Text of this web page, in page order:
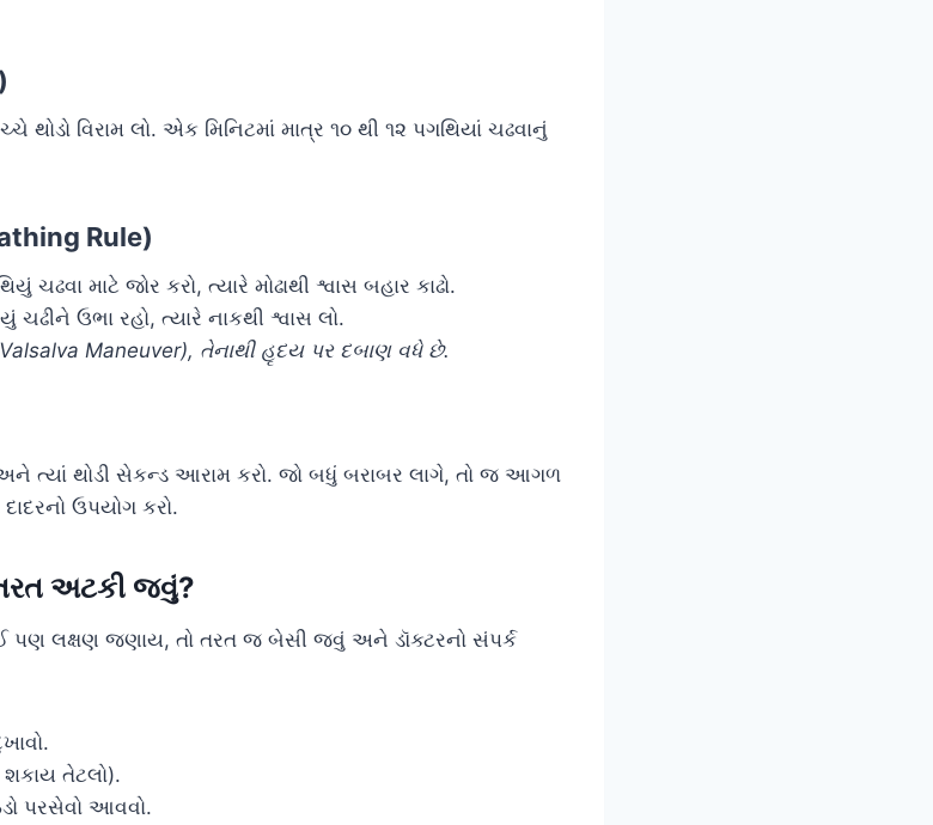
થોડો વિરામ લો. એક મિનિટમાં માત્ર ૧૦ થી ૧૨ પગથિયાં ચઢવાનું
Rule)
ચઢવા માટે જોર કરો, ત્યારે મોઢાથી શ્વાસ બહાર કાઢો.
ઉભા રહો, ત્યારે નાકથી શ્વાસ લો.
Maneuver), તેનાથી હૃદય પર દબાણ વધે છે.
ત્યાં થોડી સેકન્ડ આરામ કરો. જો બધું બરાબર લાગે, તો જ આગળ
ઉપયોગ કરો.
અટકી જવું?
પણ લક્ષણ જણાય, તો તરત જ બેસી જવું અને ડૉક્ટરનો સંપર્ક
તેટલો).
પરસેવો આવવો.